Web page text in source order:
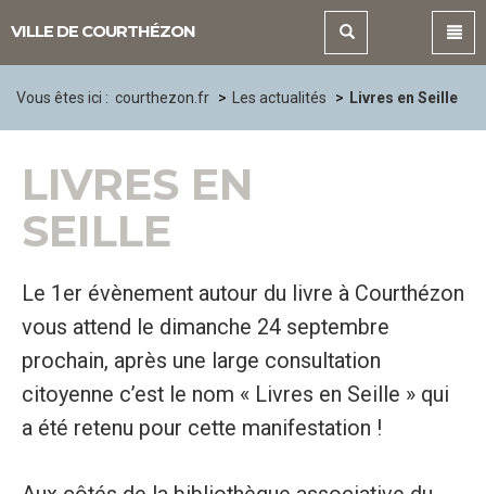
VILLE DE COURTHÉZON
Vous êtes ici : courthezon.fr Les actualités Livres en Seille
LIVRES EN
SEILLE
Le 1er évènement autour du livre à Courthézon
vous attend le dimanche 24 septembre
prochain, après une large consultation
citoyenne c’est le nom « Livres en Seille » qui
a été retenu pour cette manifestation !